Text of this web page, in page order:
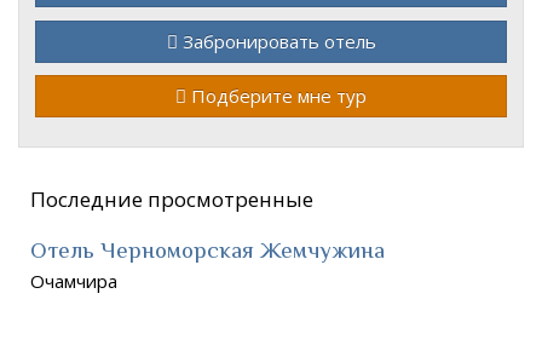
Забронировать отель
Подберите мне тур
Последние просмотренные
Отель Черноморская Жемчужина
Очамчира